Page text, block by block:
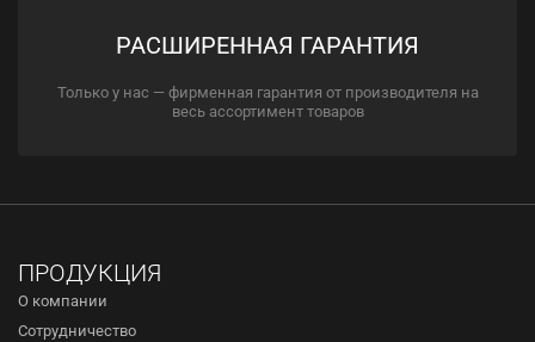
РАСШИРЕННАЯ ГАРАНТИЯ
Только у нас — фирменная гарантия от производителя на
весь ассортимент товаров
ПРОДУКЦИЯ
О компании
Сотрудничество